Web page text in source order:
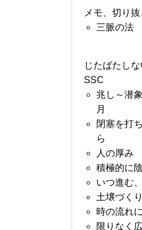
メモ、切り抜
三脈の法
じたばたし
SSC
兆し～潜
月
閉塞を打
ら
人の厚み
積極的に
いつ進む
土壌づく
時の流れ
限りなく